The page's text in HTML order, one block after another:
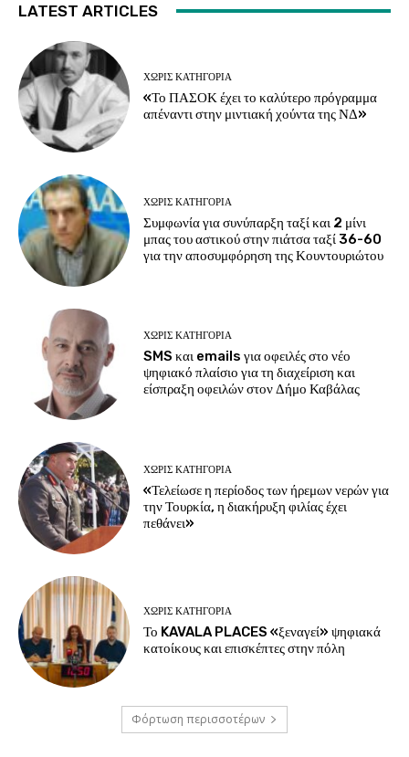
LATEST ARTICLES
ΧΩΡΊΣ ΚΑΤΗΓΟΡΊΑ
«Το ΠΑΣΟΚ έχει το καλύτερο πρόγραμμα
απέναντι στην μιντιακή χούντα της ΝΔ»
ΧΩΡΊΣ ΚΑΤΗΓΟΡΊΑ
Συμφωνία για συνύπαρξη ταξί και 2 μίνι
μπας του αστικού στην πιάτσα ταξί 36-60
για την αποσυμφόρηση της Κουντουριώτου
ΧΩΡΊΣ ΚΑΤΗΓΟΡΊΑ
SMS και emails για οφειλές στο νέο
ψηφιακό πλαίσιο για τη διαχείριση και
είσπραξη οφειλών στον Δήμο Καβάλας
ΧΩΡΊΣ ΚΑΤΗΓΟΡΊΑ
«Τελείωσε η περίοδος των ήρεμων νερών για
την Τουρκία, η διακήρυξη φιλίας έχει
πεθάνει»
ΧΩΡΊΣ ΚΑΤΗΓΟΡΊΑ
Το KAVALA PLACES «ξεναγεί» ψηφιακά
κατοίκους και επισκέπτες στην πόλη
Φόρτωση περισσοτέρων